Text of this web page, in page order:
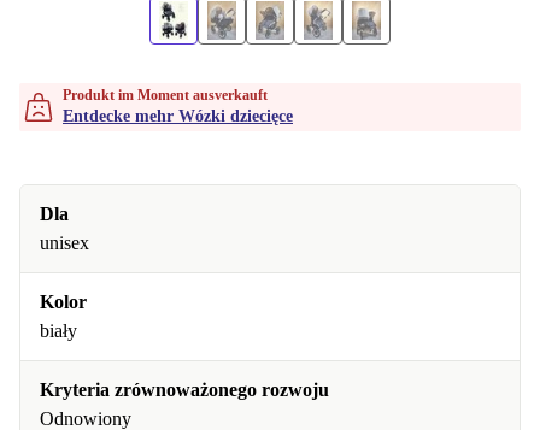
Produkt im Moment ausverkauft
Entdecke mehr Wózki dziecięce
Dla
unisex
Kolor
biały
Kryteria zrównoważonego rozwoju
Odnowiony